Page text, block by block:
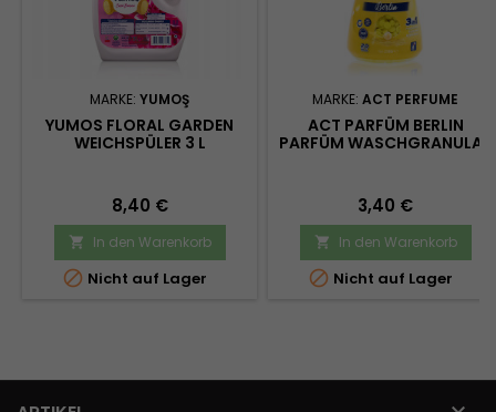
MARKE: YUMOŞ
YUMOS FLORAL GARDEN
WEICHSPÜLER 3 L
Preis
8,40 €
 In den Warenkorb
 Nicht auf Lager
MARKE: ACT PERFUME
ACT PARFÜM BERLIN
PARFÜM WASCHGRANULAT
Preis
3,40 €
 In den Warenkorb
 Nicht auf Lager